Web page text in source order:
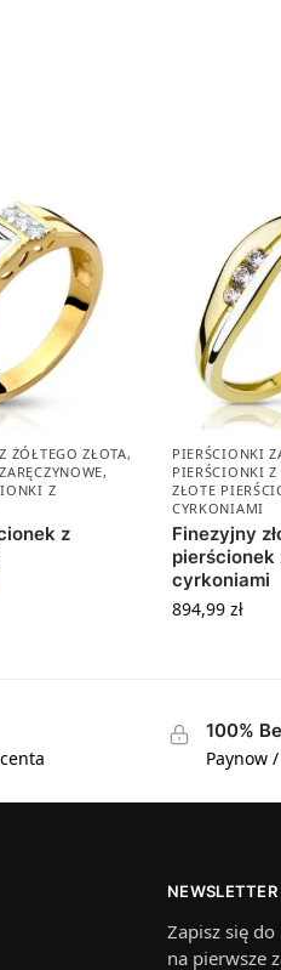
ŻÓŁTEGO ZŁOTA,
,
Z
z
PIERŚCIONKI
PIERŚCIONKI
ZŁOTE
CYRKONIAMI
Finezyjny
pierścionek
cyrkoniami
894,99 zł
100%
Paynow
NEWSLETTER
Zapisz się
na pierwsze